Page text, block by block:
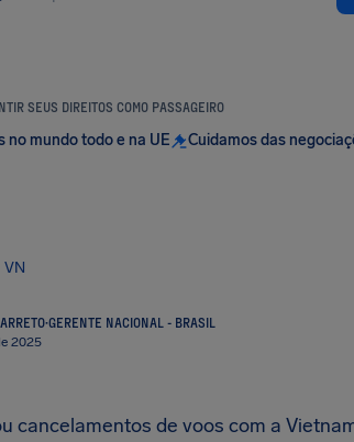
SEUS DIREITOS COMO PASSAGEIRO
no mundo todo e na UE Cuidamos das
VN
·GERENTE NACIONAL - BRASIL
2025
cancelamentos de voos com a